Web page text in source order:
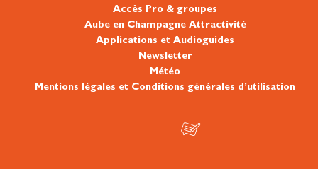
Accès Pro & groupes
Aube en Champagne Attractivité
Applications et Audioguides
Newsletter
Météo
Mentions légales et Conditions générales d’utilisation